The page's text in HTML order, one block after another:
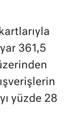
361,5
yüzde 28